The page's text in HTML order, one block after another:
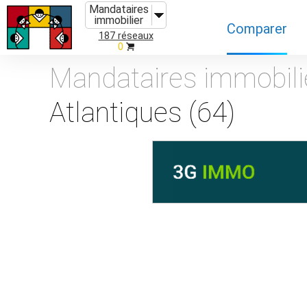
Mandataires
immobilier
187 réseaux
0
Comparer
Caractéristiques
Implantations
Organismes de
Mandataires
Atlantiques (64)